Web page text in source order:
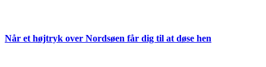
Når et højtryk over Nordsøen får dig til at døse hen